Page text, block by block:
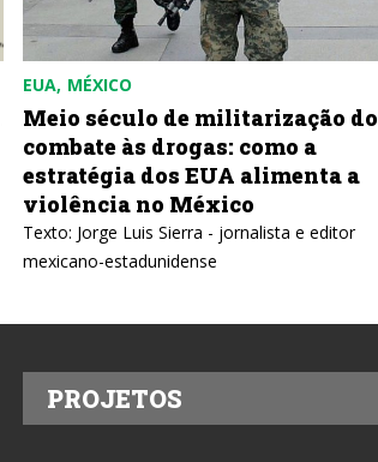
EUA MÉXICO
Meio século de militarização do
combate às drogas: como a
estratégia dos EUA alimenta a
violência no México
Texto: Jorge Luis Sierra - jornalista e editor
mexicano-estadunidense
PROJETOS